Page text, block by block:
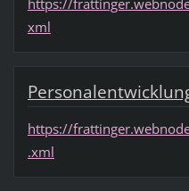
https://
xml
https://
.xml